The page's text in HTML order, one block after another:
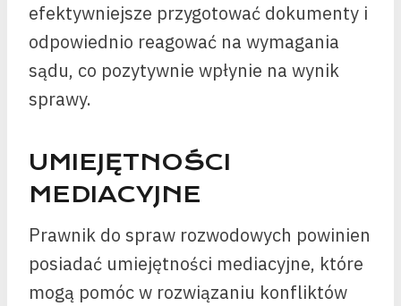
efektywniejsze przygotować dokumenty i
odpowiednio reagować na wymagania
sądu, co pozytywnie wpłynie na wynik
sprawy.
UMIEJĘTNOŚCI
MEDIACYJNE
Prawnik do spraw rozwodowych powinien
posiadać umiejętności mediacyjne, które
mogą pomóc w rozwiązaniu konfliktów